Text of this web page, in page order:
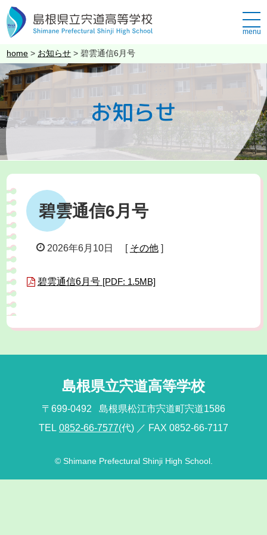
このページの本文へ
メ
ニ
こ
の
ペ
ー
ジ
の
位
home > お知らせ >碧雲通信6月号
お知らせ
碧雲通信6月号
2026年6月10日 [ その他]
碧雲通信6月号 [PDF: 1.5MB]
島根県立宍道高等学校
〒699-0492
島根県松江市宍道町宍道1586
TEL 0852-66-7577(代) ／ FAX 0852-66-7117
© Shimane Prefectural Shinji High School.